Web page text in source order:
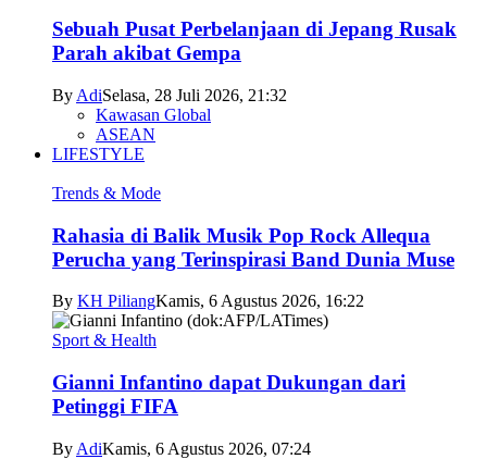
Sebuah Pusat Perbelanjaan di Jepang Rusak
Parah akibat Gempa
By AdiSelasa, 28 Juli 2026, 21:32
Kawasan Global
ASEAN
LIFESTYLE
Trends & Mode
Rahasia di Balik Musik Pop Rock Allequa
Perucha yang Terinspirasi Band Dunia Muse
By KH PiliangKamis, 6 Agustus 2026, 16:22
Sport & Health
Gianni Infantino dapat Dukungan dari
Petinggi FIFA
By AdiKamis, 6 Agustus 2026, 07:24